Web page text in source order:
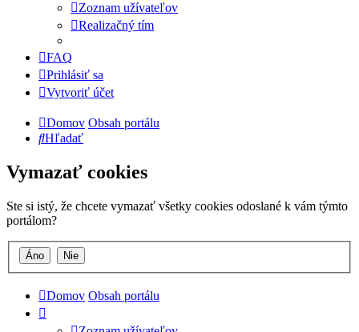
Zoznam užívateľov
Realizačný tím
FAQ
Prihlásiť sa
Vytvoriť účet
Domov Obsah portálu
Hľadať
Vymazať cookies
Ste si istý, že chcete vymazať všetky cookies odoslané k vám týmto
portálom?
Domov Obsah portálu